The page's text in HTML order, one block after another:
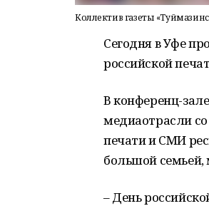
Коллектив газеты
Сегодня в Уфе
российской
В конференц-
медиаотрасли со
печати и СМИ
большой семьей,
– День